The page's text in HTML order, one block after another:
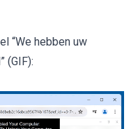
“We hebben uw
(GIF):